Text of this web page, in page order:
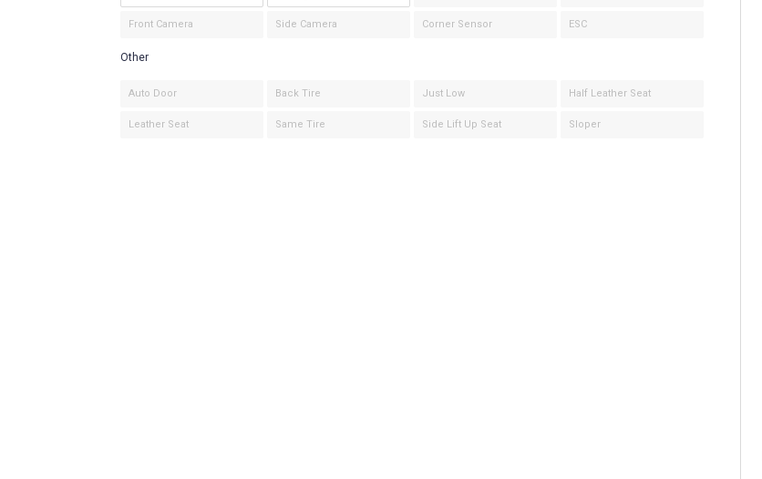
Front Camera Side Camera Corner Sensor ESC
Other
Auto Door Back Tire Just Low Half Leather Seat
Leather Seat Same Tire Side Lift Up Seat Sloper